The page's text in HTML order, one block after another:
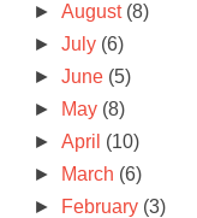
►August (8)
►July (6)
►June (5)
►
May (8)
►April (10)
►
March (6)
►
February (3)